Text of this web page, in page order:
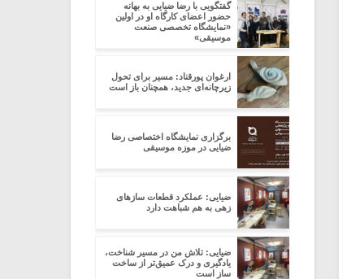
گفتگویی با رضا ضیایی به بهانه
حضور اعضای کارگاه او در اولین
«نمایشگاه تخصصی صنعت
موسیقی»
ارغوان پورقناد: مسیر برای تحول
زیرچانه‌ای جدید، همچنان باز است
برگزاری نمایشگاه اختصاصی رضا
ضیایی در موزه موسیقی
ضیایی: عملکرد قطعات ساز‌های
زهی به هم شباهت دارد
ضیایی: تلاش من در مسیر شناخت،
یادگیری و درک عمیق‌تر از ساخت
ساز است